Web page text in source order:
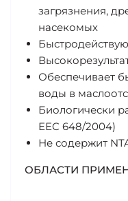
загрязнения,
насекомых
Обеспечивает
воды в
Биологически
EEC 648/2004)
Не содержит
ОБЛАСТИ